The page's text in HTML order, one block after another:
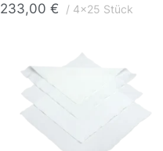
233,00 € 4x25 Stück